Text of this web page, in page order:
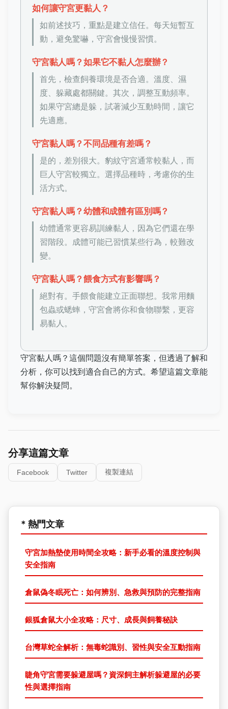
如何讓守宮更黏人？
如前述技巧，重點是建立信任。每天短暫互
動，避免驚嚇，守宮會慢慢習慣。
守宮黏人嗎？如果它不黏人怎麼辦？
首先，檢查飼養環境是否合適。溫度、濕
度、躲藏處都關鍵。其次，調整互動頻率。
如果守宮總是躲，試著減少互動時間，讓它
先適應。
守宮黏人嗎？不同品種有差嗎？
是的，差別很大。豹紋守宮通常較黏人，而
巨人守宮較獨立。選擇品種時，考慮你的生
活方式。
守宮黏人嗎？幼體和成體有區別嗎？
幼體通常更容易訓練黏人，因為它們還在學
習階段。成體可能已習慣某些行為，較難改
變。
守宮黏人嗎？餵食方式有影響嗎？
絕對有。手餵食能建立正面聯想。我常用麵
包蟲或蟋蟀，守宮會將你和食物聯繫，更容
易黏人。
守宮黏人嗎？這個問題沒有簡單答案，但透過了解和
分析，你可以找到適合自己的方式。希望這篇文章能
幫你解決疑問。
分享這篇文章
Facebook Twitter 複製連結
* 熱門文章
守宮加熱墊使用時間全攻略：新手必看的溫度控制與
安全指南
倉鼠偽冬眠死亡：如何辨別、急救與預防的完整指南
銀狐倉鼠大小全攻略：尺寸、成長與飼養秘訣
台灣草蛇全解析：無毒蛇識別、習性與安全互動指南
睫角守宮需要躲避屋嗎？資深飼主解析躲避屋的必要
性與選擇指南